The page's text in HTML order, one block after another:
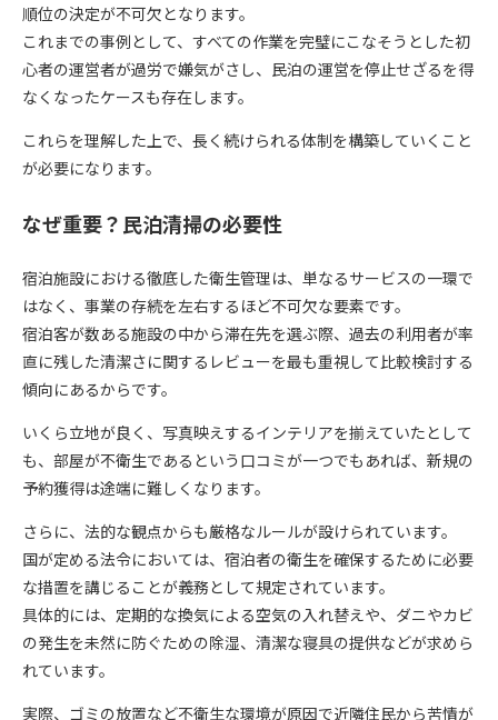
順位の決定が不可欠となります。
これまでの事例として、すべての作業を完璧にこなそうとした初
心者の運営者が過労で嫌気がさし、民泊の運営を停止せざるを得
なくなったケースも存在します。
これらを理解した上で、長く続けられる体制を構築していくこと
が必要になります。
なぜ重要？民泊清掃の必要性
宿泊施設における徹底した衛生管理は、単なるサービスの一環で
はなく、事業の存続を左右するほど不可欠な要素です。
宿泊客が数ある施設の中から滞在先を選ぶ際、過去の利用者が率
直に残した清潔さに関するレビューを最も重視して比較検討する
傾向にあるからです。
いくら立地が良く、写真映えするインテリアを揃えていたとして
も、部屋が不衛生であるという口コミが一つでもあれば、新規の
予約獲得は途端に難しくなります。
さらに、法的な観点からも厳格なルールが設けられています。
国が定める法令においては、宿泊者の衛生を確保するために必要
な措置を講じることが義務として規定されています。
具体的には、定期的な換気による空気の入れ替えや、ダニやカビ
の発生を未然に防ぐための除湿、清潔な寝具の提供などが求めら
れています。
実際、ゴミの放置など不衛生な環境が原因で近隣住民から苦情が